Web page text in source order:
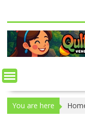
You are here